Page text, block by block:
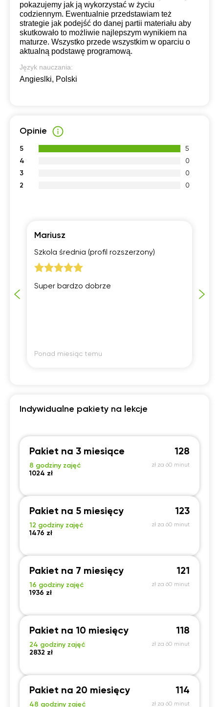
17:30
18:00
pokazujemy jak ją wykorzystać w życiu
codziennym. Ewentualnie przedstawiam też
strategie jak podejść do danej partii materiału aby
skutkowało to możliwie najlepszym wynikiem na
maturze. Wszystko przede wszystkim w oparciu o
aktualną podstawę programową.
Język nauczania:
Angieslki, Polski
Opinie
5
5
4
0
3
0
2
0
Mariusz
Szkola średnia (profil rozszerzony)
Super bardzo dobrze
Ponad miesiąc temu
Indywidualne pakiety na lekcje
Pakiet na 3 miesiące
8 godziny zajęć
1024 zł
128
zł za 60 minut
Pakiet na 5 miesięcy
12 godziny zajęć
1476 zł
123
zł za 60 minut
Pakiet na 7 miesięcy
16 godziny zajęć
1936 zł
121
zł za 60 minut
Pakiet na 10 miesięcy
24 godziny zajęć
2832 zł
118
zł za 60 minut
Pakiet na 20 miesięcy
48 godziny zajęć
114
zł za 60 minut